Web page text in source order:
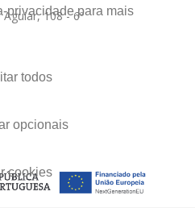
108 - 6º
privacidade para mais
todos
opcionais
cookies